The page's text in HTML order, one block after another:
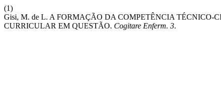
(1)
Gisi, M. de L. A FORMAÇÃO DA COMPETÊNCIA
CURRICULAR EM QUESTÃO. Cogitare Enferm. 3.